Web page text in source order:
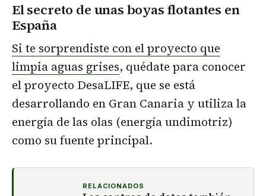
El secreto de unas boyas flotantes en
España
Si te sorprendiste con el proyecto que
limpia aguas grises, quédate para conocer
el proyecto DesaLIFE, que se está
desarrollando en Gran Canaria y utiliza la
energía de las olas (energía undimotriz)
como su fuente principal.
RELACIONADOS